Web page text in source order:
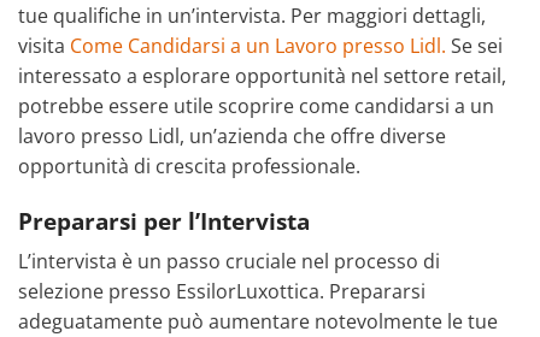
tue qualifiche in un’intervista. Per maggiori dettagli,
visita Come Candidarsi a un Lavoro presso Lidl. Se sei
interessato a esplorare opportunità nel settore retail,
potrebbe essere utile scoprire come candidarsi a un
lavoro presso Lidl, un’azienda che offre diverse
opportunità di crescita professionale.
Prepararsi per l’Intervista
L’intervista è un passo cruciale nel processo di
selezione presso EssilorLuxottica. Prepararsi
adeguatamente può aumentare notevolmente le tue